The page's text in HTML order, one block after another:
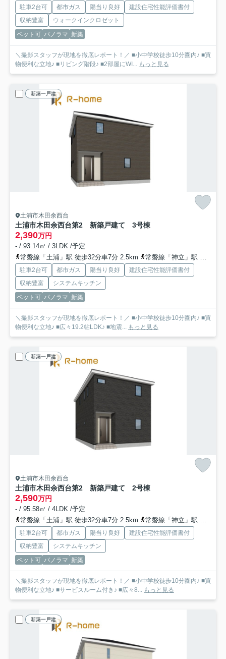
駐車2台可 都市ガス 陽当り良好
建設住宅性能評価書付
収納豊富
ウォークインクロゼット
ペット可 パノラマ 新築
＼撮影スタッフが現地を徹底レポート！／ ■小中学校徒歩10分圏内♪ ■買
物便利な立地♪ ■リビング階段♪ ■2部屋にWI... もっと見る
新築一戸建
土浦市木田余西台
土浦市木田余西台第2 新築戸建て 3号棟
2,390万円
- / 93.14㎡ / 3LDK /予定
常磐線「土浦」駅 徒歩32分車7分 2.5km
常磐線「神立」駅 徒歩60分車12分 4.8km
駐車2台可 都市ガス 陽当り良好
建設住宅性能評価書付
収納豊富
システムキッチン
ペット可 パノラマ 新築
＼撮影スタッフが現地を徹底レポート！／ ■小中学校徒歩10分圏内♪ ■買
物便利な立地♪ ■広々19.2帖LDK♪ ■地震... もっと見る
新築一戸建
土浦市木田余西台
土浦市木田余西台第2 新築戸建て 2号棟
2,590万円
- / 95.58㎡ / 4LDK /予定
常磐線「土浦」駅 徒歩32分車7分 2.5km
常磐線「神立」駅 徒歩60分車12分 4.8km
駐車2台可 都市ガス 陽当り良好
建設住宅性能評価書付
収納豊富
システムキッチン
ペット可 パノラマ 新築
＼撮影スタッフが現地を徹底レポート！／ ■小中学校徒歩10分圏内♪ ■買
物便利な立地♪ ■サービスルーム付き♪ ■広々8... もっと見る
新築一戸建